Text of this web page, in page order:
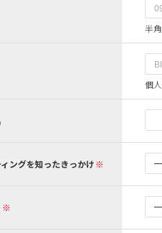
半
個
ングを知ったきっかけ